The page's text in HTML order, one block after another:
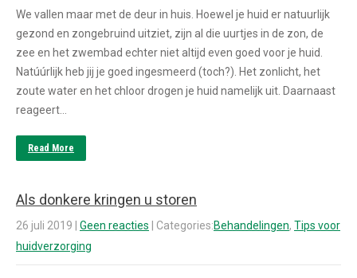
We vallen maar met de deur in huis. Hoewel je huid er natuurlijk
gezond en zongebruind uitziet, zijn al die uurtjes in de zon, de
zee en het zwembad echter niet altijd even goed voor je huid.
Natúúrlijk heb jij je goed ingesmeerd (toch?). Het zonlicht, het
zoute water en het chloor drogen je huid namelijk uit. Daarnaast
reageert…
Read More
Als donkere kringen u storen
26 juli 2019 Geen reacties | Categories:Behandelingen, Tips voor
huidverzorging